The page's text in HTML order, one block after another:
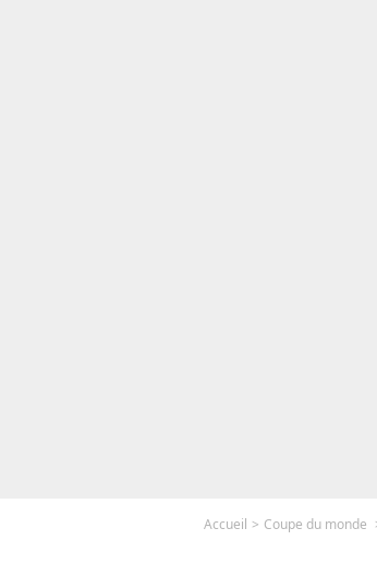
Accueil Coupe du monde